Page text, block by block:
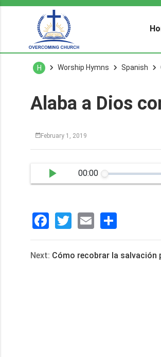
H Worship Hymns Spanish
Alaba a Dios
February 1, 2019
00:00
Facebook
Twitter
Email
享
Next: Cómo recobrar la salvación